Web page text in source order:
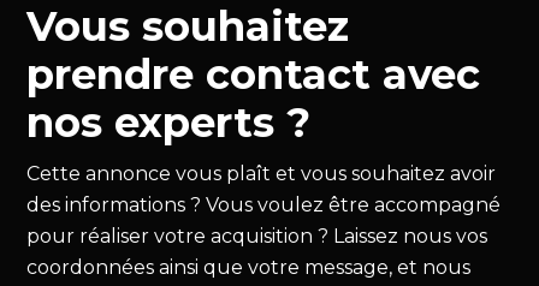
Vous souhaitez
prendre contact avec
nos experts ?
Cette annonce vous plaît et vous souhaitez avoir
des informations ? Vous voulez être accompagné
pour réaliser votre acquisition ? Laissez nous vos
coordonnées ainsi que votre message, et nous